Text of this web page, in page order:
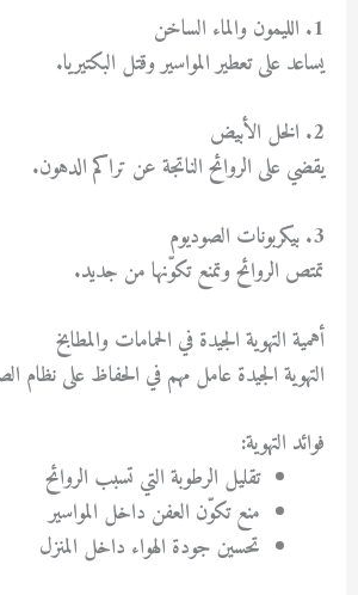
1. الليمون والماء الساخن
يساعد على تعطير المواسير وقتل البكتيريا.
2. الخل الأبيض
يقضي على الروائح الناتجة عن تراكم الدهون.
3. بيكربونات الصوديوم
تمتص الروائح وتمنع تكوّنها من جديد.
أهمية التهوية الجيدة في الحمامات والمطابخ
التهوية الجيدة عامل مهم في الحفاظ على
فوائد التهوية:
تقليل الرطوبة التي تسبب الروائح
منع تكوّن العفن داخل المواسير
تحسين جودة الهواء داخل المنزل